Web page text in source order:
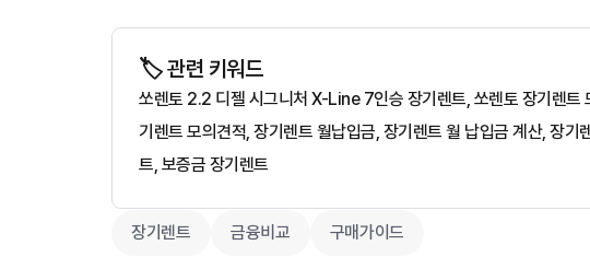
🏷️ 관련 키워드
쏘렌토 2.2 디젤 시그니처 X-Line 7인승 장기렌트, 쏘렌토 장기렌트
기렌트 모의견적, 장기렌트 월납입금, 장기렌트 월 납입금 계산, 장기
트, 보증금 장기렌트
장기렌트 금융비교 구매가이드